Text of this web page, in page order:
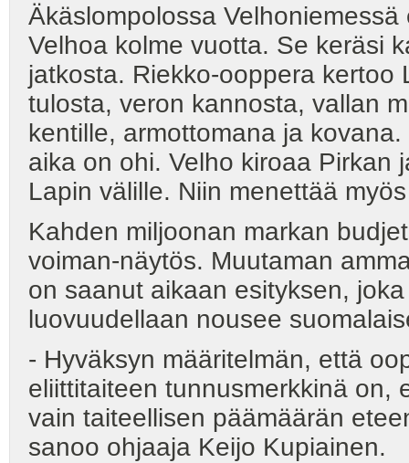
Äkäslompolossa
Velhoa kolme vuotta. Se keräsi
jatkosta. Riekko-ooppera kertoo
tulosta, veron kannosta, vallan
kentille, armottomana ja
aika on ohi. Velho kiroaa Pirkan
Lapin välille. Niin menettää
Kahden miljoonan markan
voiman-näytös. Muutaman
on saanut aikaan esityksen,
luovuudellaan nousee
- Hyväksyn määritelmän, että
eliittitaiteen tunnusmerkkinä on,
vain taiteellisen päämäärän
sanoo ohjaaja Keijo Kupiainen.